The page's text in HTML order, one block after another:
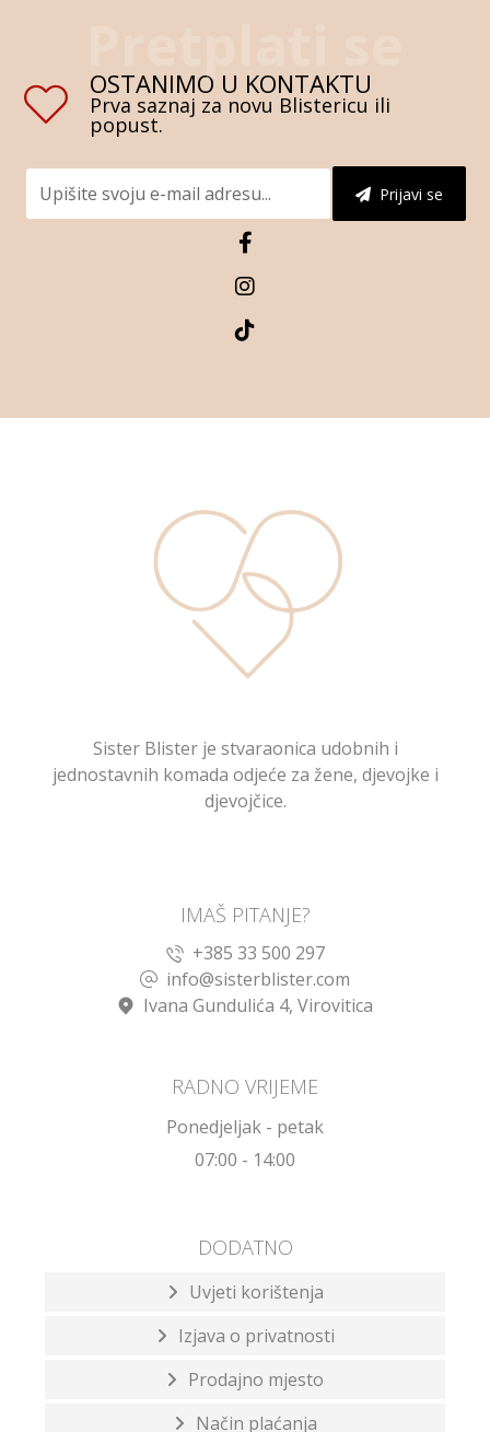
OSTANIMO U KONTAKTU
Prva saznaj za novu Blistericu ili
popust.
Prijavi se
Sister Blister je stvaraonica udobnih i
jednostavnih komada odjeće za žene, djevojke i
djevojčice.
IMAŠ PITANJE?
+385 33 500 297
info@sisterblister.com
Ivana Gundulića 4, Virovitica
RADNO VRIJEME
Ponedjeljak - petak
07:00 - 14:00
DODATNO
Uvjeti korištenja
Izjava o privatnosti
Prodajno mjesto
Način plaćanja